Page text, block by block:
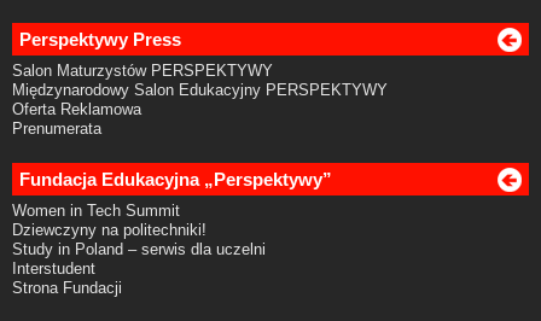
Perspektywy Press
Salon Maturzystów PERSPEKTYWY
Międzynarodowy Salon Edukacyjny PERSPEKTYWY
Oferta Reklamowa
Prenumerata
Fundacja Edukacyjna „Perspektywy”
Women in Tech Summit
Dziewczyny na politechniki!
Study in Poland – serwis dla uczelni
Interstudent
Strona Fundacji